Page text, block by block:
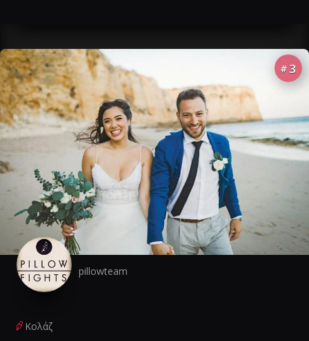
# 3
pillowteam
Κολάζ